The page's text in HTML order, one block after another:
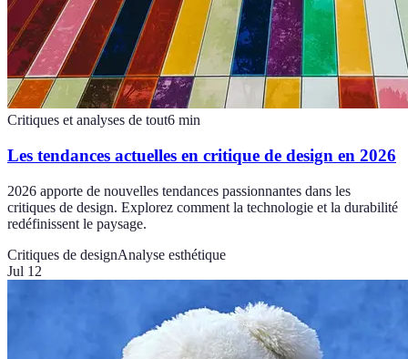
Critiques et analyses de tout6 min
Les tendances actuelles en critique de design en 2026
2026 apporte de nouvelles tendances passionnantes dans les
critiques de design. Explorez comment la technologie et la durabilité
redéfinissent le paysage.
Critiques de designAnalyse esthétique
Jul 12